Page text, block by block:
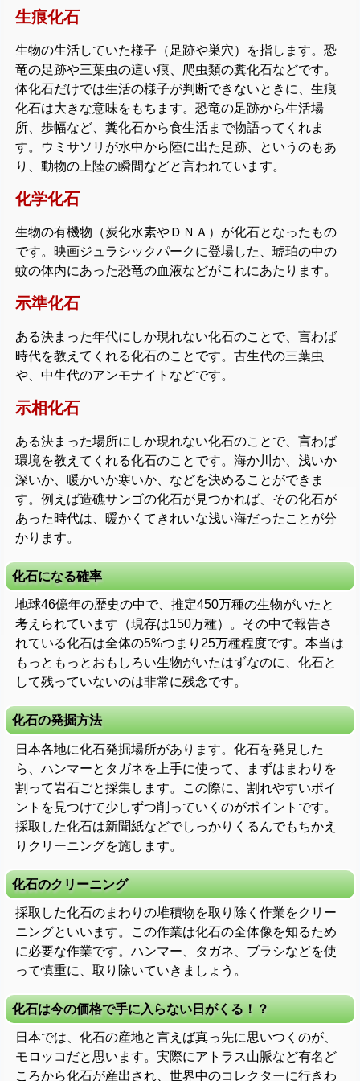
生痕化石
生物の生活していた様子（足跡や巣穴）を指します。恐
竜の足跡や三葉虫の這い痕、爬虫類の糞化石などです。
体化石だけでは生活の様子が判断できないときに、生痕
化石は大きな意味をもちます。恐竜の足跡から生活場
所、歩幅など、糞化石から食生活まで物語ってくれま
す。ウミサソリが水中から陸に出た足跡、というのもあ
り、動物の上陸の瞬間などと言われています。
化学化石
生物の有機物（炭化水素やＤＮＡ）が化石となったもの
です。映画ジュラシックパークに登場した、琥珀の中の
蚊の体内にあった恐竜の血液などがこれにあたります。
示準化石
ある決まった年代にしか現れない化石のことで、言わば
時代を教えてくれる化石のことです。古生代の三葉虫
や、中生代のアンモナイトなどです。
示相化石
ある決まった場所にしか現れない化石のことで、言わば
環境を教えてくれる化石のことです。海か川か、浅いか
深いか、暖かいか寒いか、などを決めることができま
す。例えば造礁サンゴの化石が見つかれば、その化石が
あった時代は、暖かくてきれいな浅い海だったことが分
かります。
化石になる確率
地球46億年の歴史の中で、推定450万種の生物がいたと
考えられています（現存は150万種）。その中で報告さ
れている化石は全体の5%つまり25万種程度です。本当は
もっともっとおもしろい生物がいたはずなのに、化石と
して残っていないのは非常に残念です。
化石の発掘方法
日本各地に化石発掘場所があります。化石を発見した
ら、ハンマーとタガネを上手に使って、まずはまわりを
割って岩石ごと採集します。この際に、割れやすいポイ
ントを見つけて少しずつ削っていくのがポイントです。
採取した化石は新聞紙などでしっかりくるんでもちかえ
りクリーニングを施します。
化石のクリーニング
採取した化石のまわりの堆積物を取り除く作業をクリー
ニングといいます。この作業は化石の全体像を知るため
に必要な作業です。ハンマー、タガネ、ブラシなどを使
って慎重に、取り除いていきましょう。
化石は今の価格で手に入らない日がくる！？
日本では、化石の産地と言えば真っ先に思いつくのが、
モロッコだと思います。実際にアトラス山脈など有名ど
ころから化石が産出され、世界中のコレクターに行きわ